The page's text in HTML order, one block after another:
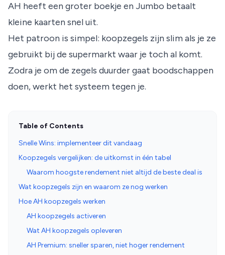
AH heeft een groter boekje en Jumbo betaalt
kleine kaarten snel uit.
Het patroon is simpel: koopzegels zijn slim als je ze
gebruikt bij de supermarkt waar je toch al komt.
Zodra je om de zegels duurder gaat boodschappen
doen, werkt het systeem tegen je.
Table of Contents
Snelle Wins: implementeer dit vandaag
Koopzegels vergelijken: de uitkomst in één tabel
Waarom hoogste rendement niet altijd de beste deal is
Wat koopzegels zijn en waarom ze nog werken
Hoe AH koopzegels werken
AH koopzegels activeren
Wat AH koopzegels opleveren
AH Premium: sneller sparen, niet hoger rendement